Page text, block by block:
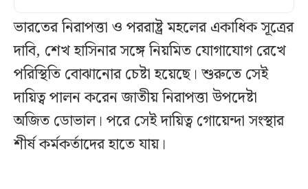
ভারতের নিরাপত্তা ও পররাষ্ট্র মহলের একাধিক সূত্রের
দাবি, শেখ হাসিনার সঙ্গে নিয়মিত যোগাযোগ রেখে
পরিস্থিতি বোঝানোর চেষ্টা হয়েছে। শুরুতে সেই
দায়িত্ব পালন করেন জাতীয় নিরাপত্তা উপদেষ্টা
অজিত ডোভাল। পরে সেই দায়িত্ব গোয়েন্দা সংস্থার
শীর্ষ কর্মকর্তাদের হাতে যায়।